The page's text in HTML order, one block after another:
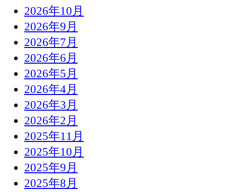
2026年10月
2026年9月
2026年7月
2026年6月
2026年5月
2026年4月
2026年3月
2026年2月
2025年11月
2025年10月
2025年9月
2025年8月